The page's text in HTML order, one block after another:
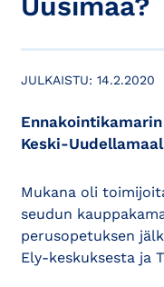
JULKAISTU: 14.2.2020
Keski-
Mukana oli
seudun
perusopetuksen
Ely-keskuksesta ja